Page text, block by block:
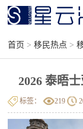
首页 >移民热点 >
2026 泰晤
标签： 219